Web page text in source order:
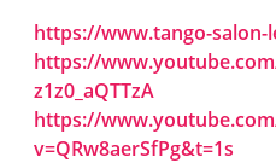
https://www.tango-salon-
https://
z1z0_aQTTzA
https://
v=QRw8aerSfPg&t=1s